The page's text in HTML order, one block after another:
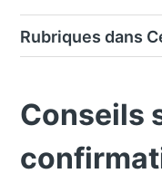
Rubriques dans
Conseils